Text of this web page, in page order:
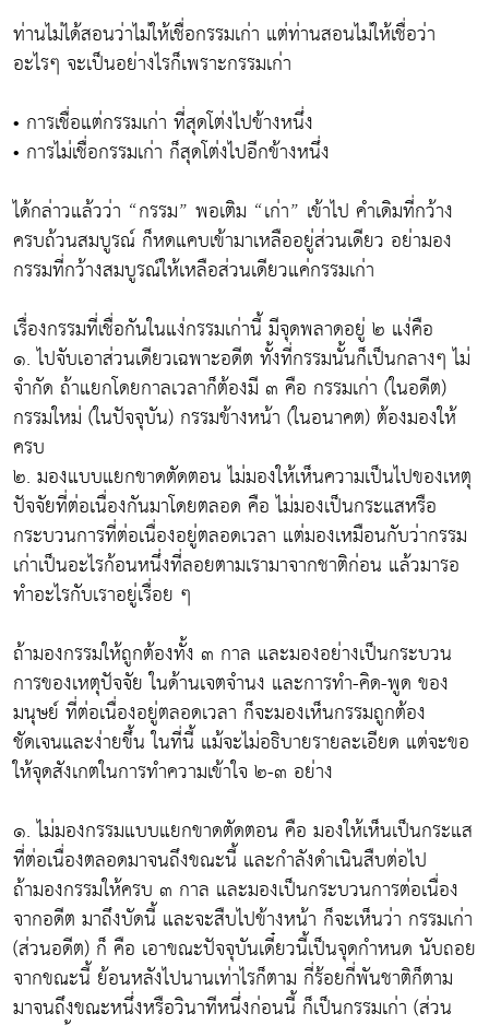
ท่านไม่ได้สอนว่าไม่ให้เชื่อกรรมเก่า แต่ท่านสอนไม่ให้เชื่อว่า
อะไรๆ จะเป็นอย่างไรก็เพราะกรรมเก่า
• การเชื่อแต่กรรมเก่า ที่สุดโต่งไปข้างหนึ่ง
• การไม่เชื่อกรรมเก่า ก็สุดโต่งไปอีกข้างหนึ่ง
ได้กล่าวแล้วว่า “กรรม” พอเติม “เก่า” เข้าไป คำเดิมที่กว้าง
ครบถ้วนสมบูรณ์ ก็หดแคบเข้ามาเหลืออยู่ส่วนเดียว อย่ามอง
กรรมที่กว้างสมบูรณ์ให้เหลือส่วนเดียวแค่กรรมเก่า
เรื่องกรรมที่เชื่อกันในแง่กรรมเก่านี้ มีจุดพลาดอยู่ ๒ แง่คือ
๑. ไปจับเอาส่วนเดียวเฉพาะอดีต ทั้งที่กรรมนั้นก็เป็นกลางๆ ไม่
จำกัด ถ้าแยกโดยกาลเวลาก็ต้องมี ๓ คือ กรรมเก่า (ในอดีต)
กรรมใหม่ (ในปัจจุบัน) กรรมข้างหน้า (ในอนาคต) ต้องมองให้
ครบ
๒. มองแบบแยกขาดตัดตอน ไม่มองให้เห็นความเป็นไปของเหตุ
ปัจจัยที่ต่อเนื่องกันมาโดยตลอด คือ ไม่มองเป็นกระแสหรือ
กระบวนการที่ต่อเนื่องอยู่ตลอดเวลา แต่มองเหมือนกับว่ากรรม
เก่าเป็นอะไรก้อนหนึ่งที่ลอยตามเรามาจากชาติก่อน แล้วมารอ
ทำอะไรกับเราอยู่เรื่อย ๆ
ถ้ามองกรรมให้ถูกต้องทั้ง ๓ กาล และมองอย่างเป็นกระบวน
การของเหตุปัจจัย ในด้านเจตจำนง และการทำ-คิด-พูด ของ
มนุษย์ ที่ต่อเนื่องอยู่ตลอดเวลา ก็จะมองเห็นกรรมถูกต้อง
ชัดเจนและง่ายขึ้น ในที่นี้ แม้จะไม่อธิบายรายละเอียด แต่จะขอ
ให้จุดสังเกตในการทำความเข้าใจ ๒-๓ อย่าง
๑. ไม่มองกรรมแบบแยกขาดตัดตอน คือ มองให้เห็นเป็นกระแส
ที่ต่อเนื่องตลอดมาจนถึงขณะนี้ และกำลังดำเนินสืบต่อไป
ถ้ามองกรรมให้ครบ ๓ กาล และมองเป็นกระบวนการต่อเนื่อง
จากอดีต มาถึงบัดนี้ และจะสืบไปข้างหน้า ก็จะเห็นว่า กรรมเก่า
(ส่วนอดีต) ก็ คือ เอาขณะปัจจุบันเดี๋ยวนี้เป็นจุดกำหนด นับถอย
จากขณะนี้ ย้อนหลังไปนานเท่าไรก็ตาม กี่ร้อยกี่พันชาติก็ตาม
มาจนถึงขณะหนึ่งหรือวินาทีหนึ่งก่อนนี้ ก็เป็นกรรมเก่า (ส่วน